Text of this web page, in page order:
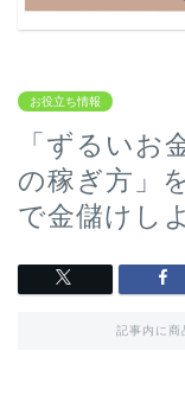
お役立ち情報
「ずるいお
の稼ぎ方」
で金儲けし
記事内に商